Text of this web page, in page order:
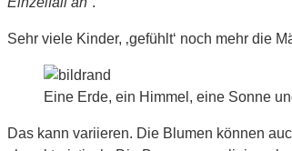
Sehr viele Kinder, ‚gefühlt‘ noch mehr die
Eine Erde, ein Himmel, eine Sonne
Das kann variieren. Die Blumen können